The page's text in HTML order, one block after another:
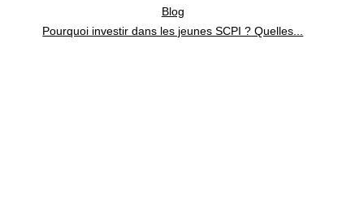
Blog
Pourquoi investir dans les jeunes SCPI ? Quelles...